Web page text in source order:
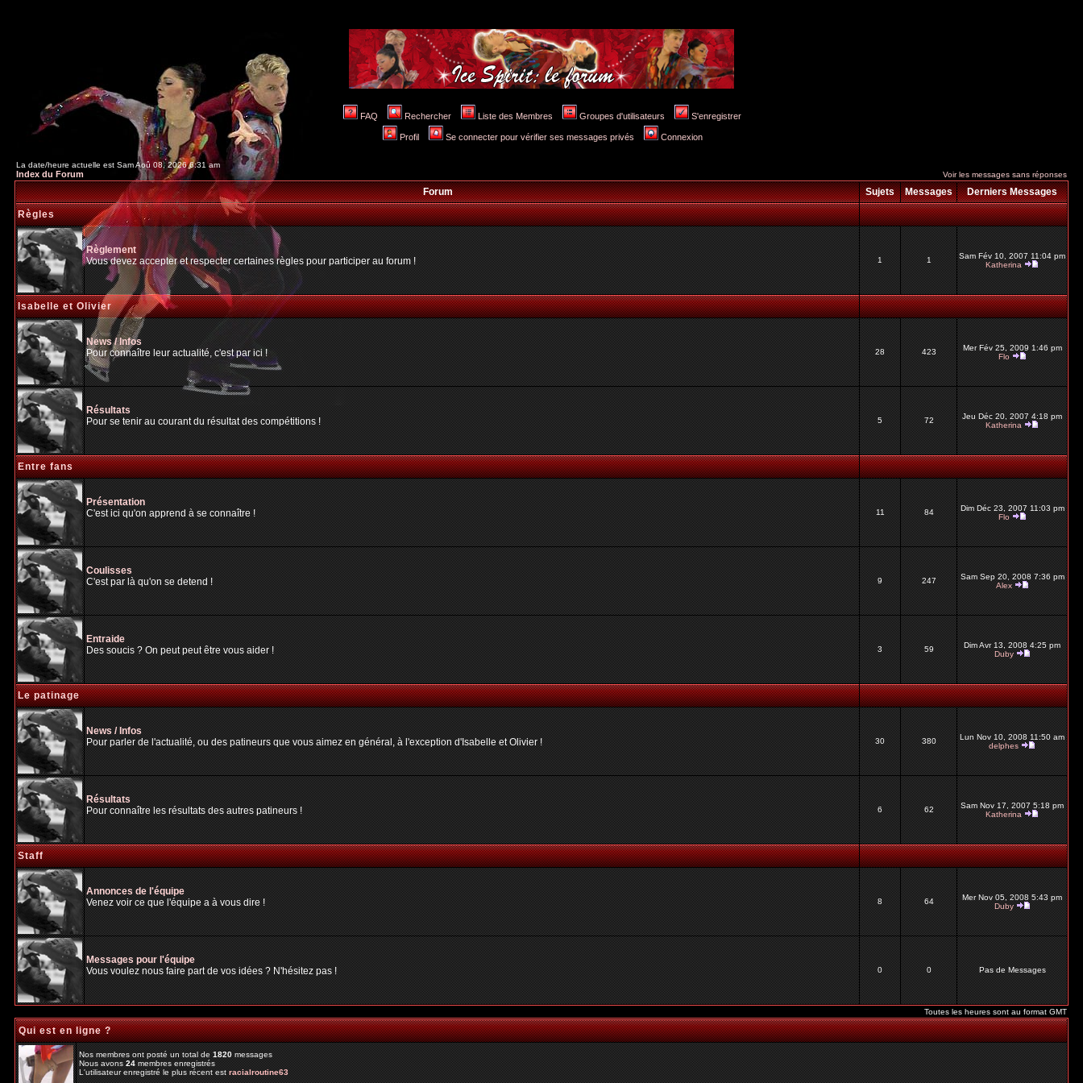
FAQ Rechercher Liste des Membres Groupes d'utilisateurs S'enregistrer
Profil Se connecter pour vérifier ses messages privés Connexion
La date/heure actuelle est Sam Aoû 08, 2026 6:31 am
Index du Forum Voir les messages sans réponses
Forum Sujets Messages
Derniers Messages
Règles
Règlement
Vous devez accepter et respecter certaines règles pour participer au forum !
1 1
Sam Fév 10, 2007 11:04 pm
Katherina
Isabelle et Olivier
News / Infos
Pour connaître leur actualité, c'est par ici !
28 423
Mer Fév 25, 2009 1:46 pm
Flo
Résultats
Pour se tenir au courant du résultat des compétitions !
5 72
Jeu Déc 20, 2007 4:18 pm
Katherina
Entre fans
Présentation
C'est ici qu'on apprend à se connaître !
11 84
Dim Déc 23, 2007 11:03 pm
Flo
Coulisses
C'est par là qu'on se detend !
9 247
Sam Sep 20, 2008 7:36 pm
Alex
Entraide
Des soucis ? On peut peut être vous aider !
3 59
Dim Avr 13, 2008 4:25 pm
Duby
Le patinage
News / Infos
Pour parler de l'actualité, ou des patineurs que vous aimez en général, à l'exception d'Isabelle et Olivier !
30 380
Lun Nov 10, 2008 11:50 am
delphes
Résultats
Pour connaître les résultats des autres patineurs !
6 62
Sam Nov 17, 2007 5:18 pm
Katherina
Staff
Annonces de l'équipe
Venez voir ce que l'équipe a à vous dire !
8 64
Mer Nov 05, 2008 5:43 pm
Duby
Messages pour l'équipe
Vous voulez nous faire part de vos idées ? N'hésitez pas !
0 0 Pas de Messages
Toutes les heures sont au format GMT
Qui est en ligne ?
Nos membres ont posté un total de1820messages
Nous avons24membres enregistrés
L'utilisateur enregistré le plus récent estracialroutine63